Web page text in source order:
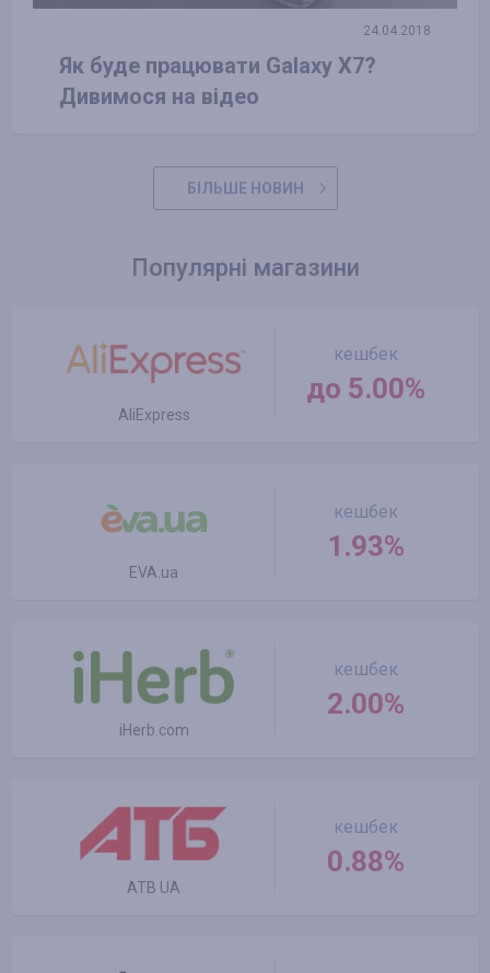
24.04.2018
Як буде працювати Galaxy X7?
Дивимося на відео
БІЛЬШЕ НОВИН
Популярні магазини
AliExpress
кешбек
до 5.00%
EVA.ua
кешбек
1.93%
iHerb.com
кешбек
2.00%
ATB UA
кешбек
0.88%